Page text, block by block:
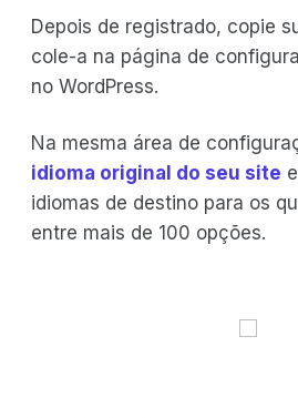
Depois de registrado, copie
cole-a na página de
no WordPress.
Na mesma área de
idioma original do seu site
idiomas de destino para os
entre mais de 100 opções.